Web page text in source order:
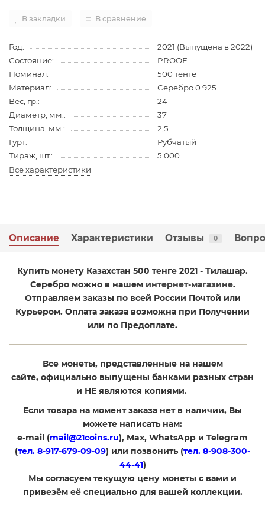
В закладки В сравнение
Год:
2021 (Выпущена в 2022)
Состояние:
PROOF
Номинал:
500 тенге
Материал:
Серебро 0.925
Вес, гр.:
24
Диаметр, мм.:
37
Толщина, мм.:
2,5
Гурт:
Рубчатый
Тираж, шт.:
5 000
Все характеристики
Описание Характеристики Отзывы 0
Купить монету Казахстан 500 тенге 2021 - Тилашар.
Серебро можно в нашем интернет-магазине.
Отправляем заказы по всей России Почтой или
Курьером. Оплата заказа возможна при Получении
или по Предоплате.
Все монеты, представленные на нашем
сайте, официально выпущены банками разных стран
и НЕ являются копиями.
Если товара на момент заказа нет в наличии, Вы
можете написать нам:
e-mail (mail@21coins.ru), Max, WhatsApp и Telegram
(тел. 8-917-679-09-09) или позвонить (тел. 8-908-300-
44-41)
​Мы согласуем текущую цену монеты с вами и
привезём её специально для вашей коллекции.